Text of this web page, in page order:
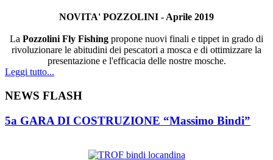
NOVITA' POZZOLINI - Aprile 2019
La Pozzolini Fly Fishing propone nuovi finali e tippet in grado di
rivoluzionare le abitudini dei pescatori a mosca e di ottimizzare la
presentazione e l'efficacia delle nostre mosche.
Leggi tutto...
NEWS FLASH
5a GARA DI COSTRUZIONE “Massimo Bindi”